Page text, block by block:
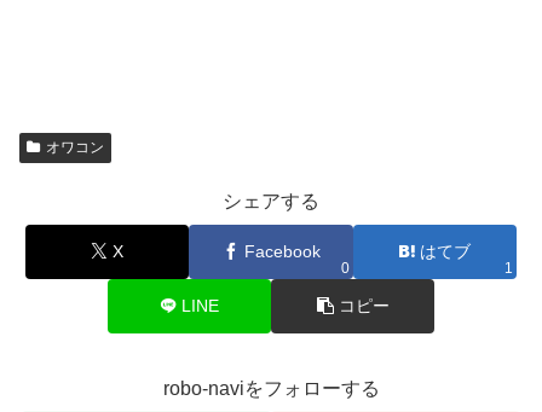
オワコン
シェアする
X Facebook
0
はてブ
1
LINE コピー
robo-naviをフォローする